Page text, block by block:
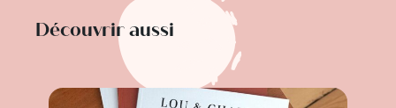
Découvrir aussi